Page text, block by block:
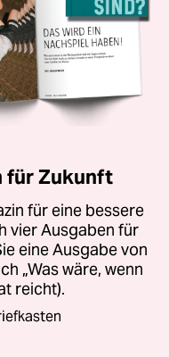
für Zukunft
für eine bessere
vier Ausgaben für
eine Ausgabe von
„Was wäre, wenn
reicht).